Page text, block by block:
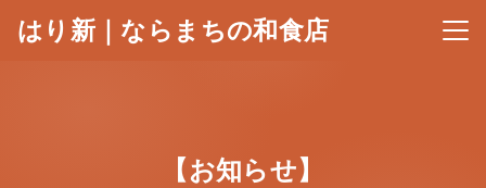
はり新｜ならまちの和食店 メニ
【お知らせ】